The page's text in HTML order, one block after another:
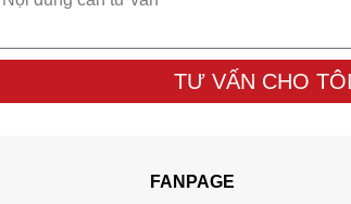
TƯ VẤN CHO TÔI
FANPAGE